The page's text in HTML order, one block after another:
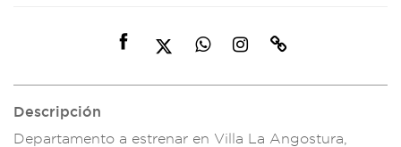
Descripción
Departamento a estrenar en Vill a La Angostura,